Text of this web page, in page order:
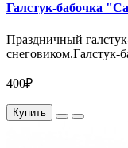
Галстук-бабочка
Праздничный
снеговиком.Галстук-
400₽
Купить